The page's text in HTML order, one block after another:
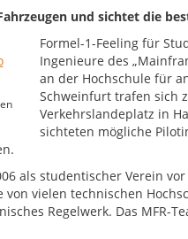
und sichtet die
Formel-1-Feeling für
Ingenieure des
an der Hochschule für
Schweinfurt trafen sich
Verkehrslandeplatz in
sichteten mögliche
als studentischer Verein
vielen technischen
Regelwerk. Das MFR-